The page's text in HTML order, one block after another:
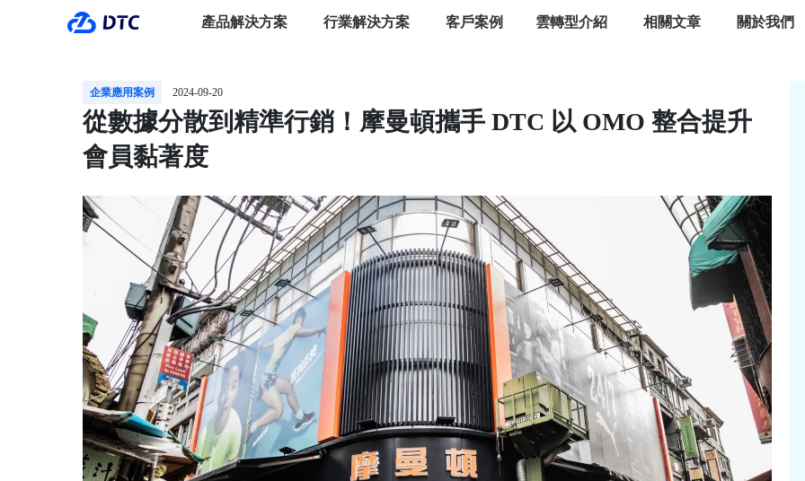
產品解決方案 行業解決方案 客戶案例 雲轉型介紹 相關文章 關於我們
企業應用案例 2024-09-20
從數據分散到精準行銷！摩曼頓攜手 DTC 以 OMO 整合提升
會員黏著度